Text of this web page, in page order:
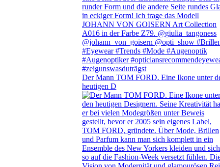
Der Mann TOM FORD. Eine Ikone unter
heutigen D